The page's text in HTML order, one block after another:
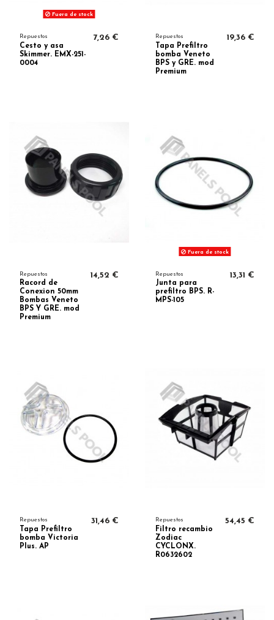
Fuera de stock
Repuestos
Cesto y asa
Skimmer. EMX-251-
0004
7,26 € Repuestos
Tapa Prefiltro
bomba Veneto
BPS y GRE. mod
Premium
19,36 €
Repuestos
Racord de
Conexion 50mm
Bombas Veneto
BPS Y GRE. mod
Premium
14,52 €
Fuera de stock
Repuestos
Junta para
prefiltro BPS. R-
MPS-105
13,31 €
Repuestos
Tapa Prefiltro
bomba Victoria
Plus. AP
31,46 € Repuestos
Filtro recambio
Zodiac
CYCLONX.
R0632602
54,45 €